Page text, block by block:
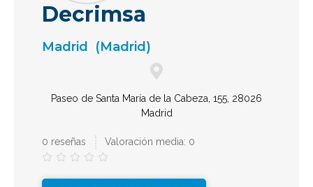
Decrimsa
Madrid (Madrid)
Paseo de Santa María de la Cabeza, 155, 28026
Madrid
0 reseñas Valoración media: 0
    